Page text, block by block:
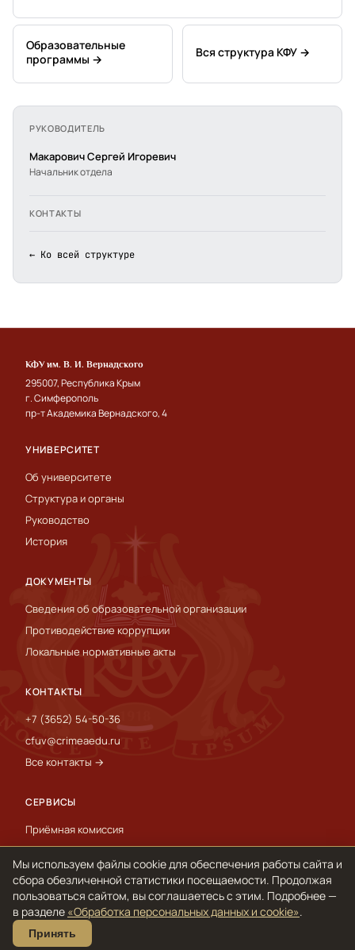
Образовательные
программы →
Вся структура КФУ →
РУКОВОДИТЕЛЬ
Макарович Сергей Игоревич
Начальник отдела
КОНТАКТЫ
← Ко всей структуре
КФУ им. В. И. Вернадского
295007, Республика Крым
г. Симферополь
пр-т Академика Вернадского, 4
УНИВЕРСИТЕТ
Об университете
Структура и органы
Руководство
История
ДОКУМЕНТЫ
Сведения об образовательной организации
Противодействие коррупции
Локальные нормативные акты
КОНТАКТЫ
+7 (3652) 54-50-36
cfuv@crimeaedu.ru
Все контакты →
СЕРВИСЫ
Приёмная комиссия
Пресс-служба
International
© 1918–2026 ФГАОУ ВО «КФУ им. В. И. Вернадского»
Обработка персональных данных и cookie
Мы используем файлы cookie для обеспечения работы сайта и
сбора обезличенной статистики посещаемости. Продолжая
пользоваться сайтом, вы соглашаетесь с этим. Подробнее —
в разделе «Обработка персональных данных и cookie».
Принять